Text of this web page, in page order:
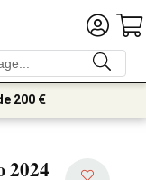
200 €
2024